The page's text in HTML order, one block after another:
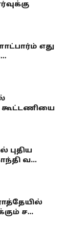
எது
கூட்டணியை
புதிய
வ...
ச...